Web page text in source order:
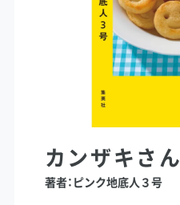
カンザキさん
著者：ピンク地底人３号